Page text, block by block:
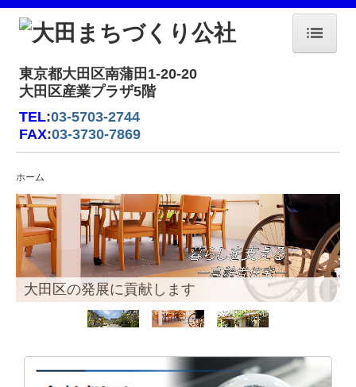
ホーム
社長あいさつ
アクセス
公告
事業概要
管理業務
住宅・空家対策
東京都大田区南蒲田1-20-20
大田区産業プラザ5階
TEL:03-5703-2744
FAX:03-3730-7869
ホーム
大田区の発展に貢献します